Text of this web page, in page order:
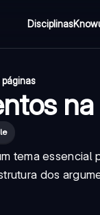
Disciplinas
tema
dos